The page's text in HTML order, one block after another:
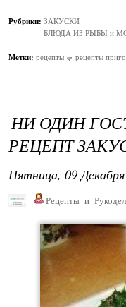
Рубрики: ЗАКУСКИ
БЛЮДА ИЗ РЫБЫ и
Метки: рецепты рецепты
НИ ОДИН
РЕЦЕПТ
Пятница, 09